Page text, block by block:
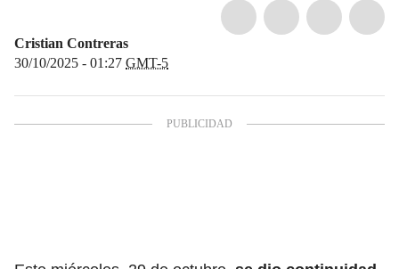
Cristian Contreras
30/10/2025 - 01:27 GMT-5